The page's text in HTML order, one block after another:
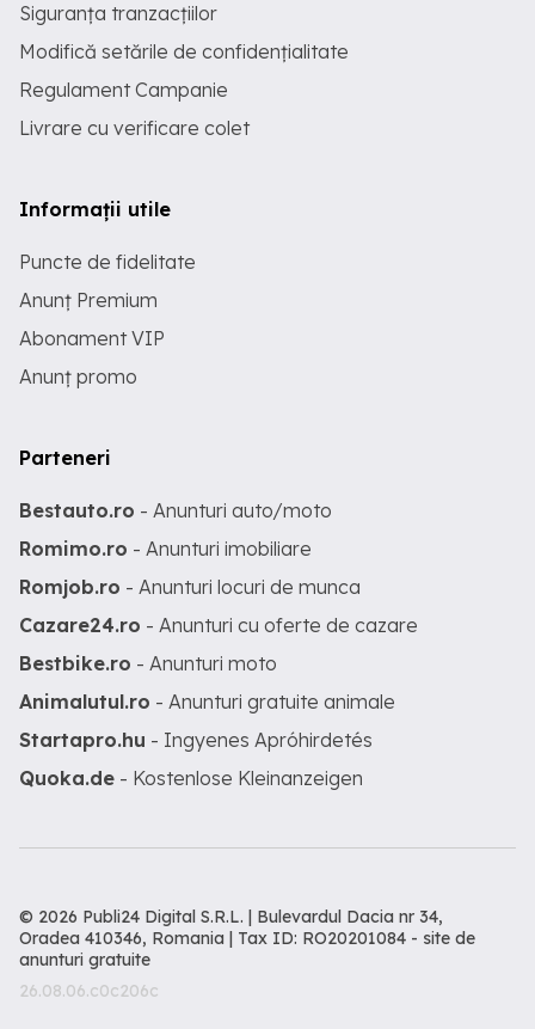
Siguranța tranzacțiilor
Modifică setările de confidențialitate
Regulament Campanie
Livrare cu verificare colet
Informații utile
Puncte de fidelitate
Anunț Premium
Abonament VIP
Anunț promo
Parteneri
Bestauto.ro - Anunturi auto/moto
Romimo.ro - Anunturi imobiliare
Romjob.ro - Anunturi locuri de munca
Cazare24.ro - Anunturi cu oferte de cazare
Bestbike.ro - Anunturi moto
Animalutul.ro - Anunturi gratuite animale
Startapro.hu - Ingyenes Apróhirdetés
Quoka.de - Kostenlose Kleinanzeigen
© 2026 Publi24 Digital S.R.L. | Bulevardul Dacia nr 34,
Oradea 410346, Romania | Tax ID: RO20201084 - site de
anunturi gratuite
26.08.06.c0c206c